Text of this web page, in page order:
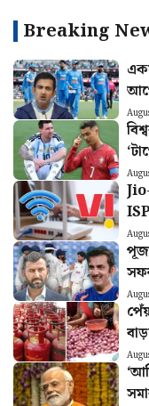
Breaking